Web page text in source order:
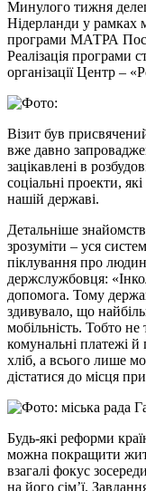
Минулого тижня
Нідерланди у рамках
програми МАТРА
Реалізація програми
організації Центр –
Візит був
вже давно
зацікавлені в
соціальні проекти,
нашій державі.
Детальніше
зрозуміти – уся
піклування про
держслужбовця:
допомога. Тому
здивувало, що
мобільність. Тобто
комунальні платежі
хліб, а всього лише
дістатися до місця
Будь-які реформи
можна покращити
взагалі фокус
на його сім’ї.